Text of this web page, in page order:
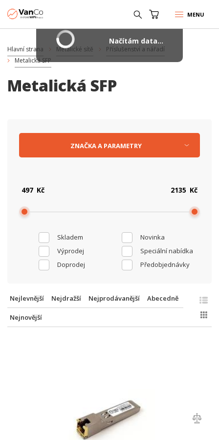
MENU
Hlavní strana Metalické sítě
Příslušenství a nářadí
Metalická SFP
Metalická SFP
Skladem
Novinka
Výprodej
Speciální nabídka
Doprodej
Předobjednávky
Kč Kč
ZNAČKAA PARAMETRY
Nejlevnější Nejdražší Nejprodávanější Abecedně
Nejnovější
Načítám data...